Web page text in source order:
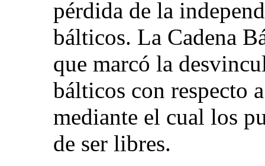
pérdida de la
bálticos. La Cadena
que marcó la
bálticos con respecto
mediante el cual los
de ser libres.